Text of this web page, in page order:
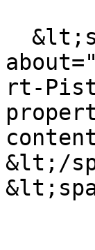
rt-
&lt;/